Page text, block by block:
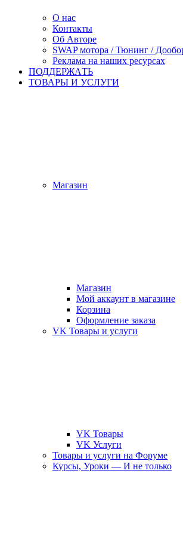
О нас
Контакты
Об Авторе
SWAP мотора / Тюнинг /
Реклама на наших ресурсах
ПОДДЕРЖАTЬ
ТОВАРЫ И УСЛУГИ
Магазин
Магазин
Мой аккаунт в магазине
Корзина
Оформление заказа
VK Товары и услуги
VK Товары
VK Услуги
Товары и услуги на Форуме
Курсы, Уроки — И не только